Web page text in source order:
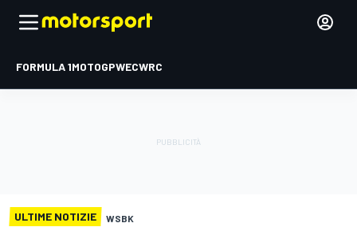
FORMULA 1MOTOGPWECWRC
ULTIME NOTIZIE WSBK